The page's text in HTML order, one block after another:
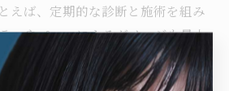
えば、定期的な診断と施術を組み
ーやパーマによるダメージも最小
や頭皮の悩みがある方は、一度プ
ことをおすすめします。